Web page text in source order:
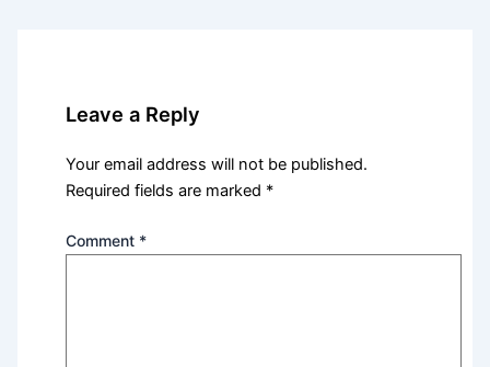
Leave a Reply
Your email address will not be published.
Required fields are marked *
Comment *